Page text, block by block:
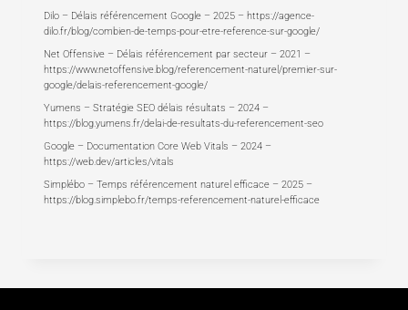
Dilo – Délais référencement Google – 2025 – https://agence-
dilo.fr/blog/combien-de-temps-pour-etre-reference-sur-google/
Net Offensive – Délais référencement par secteur – 2021 –
https://www.netoffensive.blog/referencement-naturel/premier-sur-
google/delais-referencement-google/
Yumens – Stratégie SEO délais résultats – 2024 –
https://blog.yumens.fr/delai-de-resultats-du-referencement-seo
Google – Documentation Core Web Vitals – 2024 –
https://web.dev/articles/vitals
Simplébo – Temps référencement naturel efficace – 2025 –
https://blog.simplebo.fr/temps-referencement-naturel-efficace